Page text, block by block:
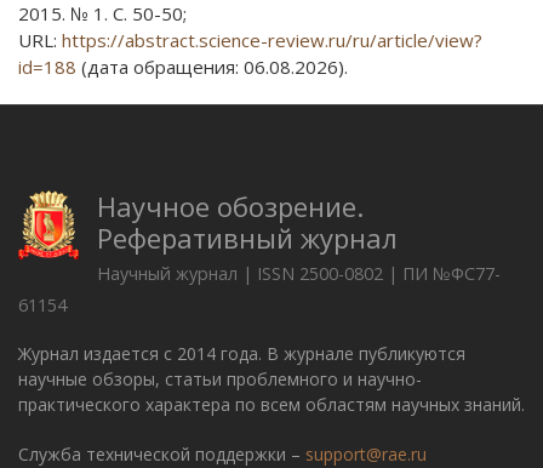
2015. № 1. С. 50-50;
URL: https://abstract.science-review.ru/ru/article/view?
id=188 (дата обращения: 06.08.2026).
Научное обозрение.
Реферативный журнал
Научный журнал | ISSN 2500-0802 | ПИ №ФС77-
61154
Журнал издается с 2014 года. В журнале публикуются
научные обзоры, статьи проблемного и научно-
практического характера по всем областям научных знаний.
Служба технической поддержки – support@rae.ru